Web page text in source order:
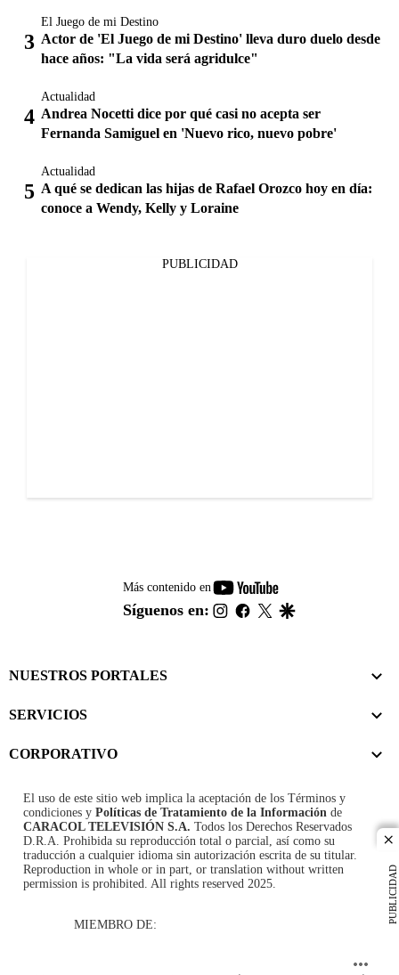
PUBLICIDAD
El Juego de mi Destino
Actor de 'El Juego de mi Destino' lleva duro duelo desde
hace años: "La vida será agridulce"
Actualidad
Andrea Nocetti dice por qué casi no acepta ser
Fernanda Samiguel en 'Nuevo rico, nuevo pobre'
Actualidad
A qué se dedican las hijas de Rafael Orozco hoy en día:
conoce a Wendy, Kelly y Loraine
PUBLICIDAD
Más contenido en
youtube-
footer
Síguenos en: instagram
facebook
twitter
NUESTROS PORTALES
SERVICIOS
CORPORATIVO
El uso de este sitio web implica la aceptación de los Términos y
condiciones y Políticas de Tratamiento de la Información de
CARACOL TELEVISIÓN S.A. Todos los Derechos Reservados
D.R.A. Prohibida su reproducción total o parcial, así como su
traducción a cualquier idioma sin autorización escrita de su titular.
Reproduction in whole or in part, or translation without written
permission is prohibited. All rights reserved 2025.
MIEMBRO DE: